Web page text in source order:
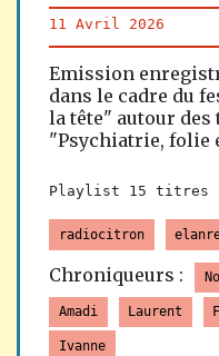
11 Avril 2026
Emission
dans le cadre du
la tête" autour des
"Psychiatrie, folie
Playlist 15 titres
radiocitron
Chroniqueurs :
Amadi Laurent
Ivanne